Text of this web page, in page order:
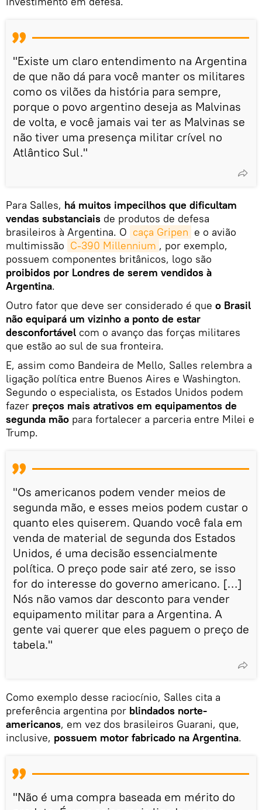
"Existe um claro entendimento na Argentina
de que não dá para você manter os militares
como os vilões da história para sempre,
porque o povo argentino deseja as Malvinas
de volta, e você jamais vai ter as Malvinas se
não tiver uma presença militar crível no
Atlântico Sul."
Para Salles, há muitos impecilhos que dificultam
vendas substanciais de produtos de defesa
brasileiros à Argentina. O caça Gripen e o avião
multimissão C-390 Millennium , por exemplo,
possuem componentes britânicos, logo são
proibidos por Londres de serem vendidos à
Argentina.
Outro fator que deve ser considerado é que o Brasil
não equipará um vizinho a ponto de estar
desconfortável com o avanço das forças militares
que estão ao sul de sua fronteira.
E, assim como Bandeira de Mello, Salles relembra a
ligação política entre Buenos Aires e Washington.
Segundo o especialista, os Estados Unidos podem
fazer preços mais atrativos em equipamentos de
segunda mão para fortalecer a parceria entre Milei e
Trump.
"Os americanos podem vender meios de
segunda mão, e esses meios podem custar o
quanto eles quiserem. Quando você fala em
venda de material de segunda dos Estados
Unidos, é uma decisão essencialmente
política. O preço pode sair até zero, se isso
for do interesse do governo americano. […]
Nós não vamos dar desconto para vender
equipamento militar para a Argentina. A
gente vai querer que eles paguem o preço de
tabela."
Como exemplo desse raciocínio, Salles cita a
preferência argentina por blindados norte-
americanos, em vez dos brasileiros Guarani, que,
inclusive, possuem motor fabricado na Argentina.
"Não é uma compra baseada em mérito do